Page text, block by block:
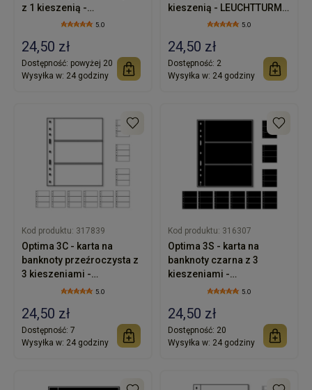
z 1 kieszenią -
LEUCHTTURM -
5.0
24,50 zł
Dostępność: powyżej 20
Wysyłka w: 24 godziny
kieszenią - LEUCHTTURM -
opakowanie 10 sztuk
5.0
24,50 zł
Dostępność: 2
Wysyłka w: 24 godziny
Kod produktu: 317839
Optima 3C - karta na
banknoty przeźroczysta z
3 kieszeniami -
LEUCHTTURM -
5.0
24,50 zł
Dostępność: 7
Wysyłka w: 24 godziny
Kod produktu: 316307
Optima 3S - karta na
banknoty czarna z 3
kieszeniami -
LEUCHTTURM -
5.0
24,50 zł
Dostępność: 20
Wysyłka w: 24 godziny